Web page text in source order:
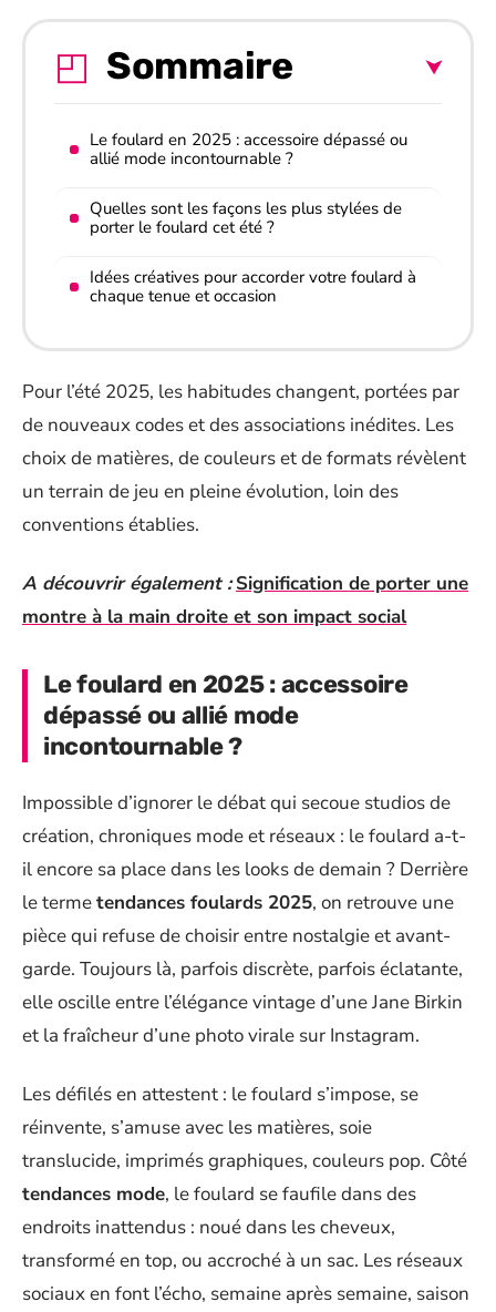
Sommaire
Le foulard en 2025 : accessoire dépassé ou
allié mode incontournable ?
Quelles sont les façons les plus stylées de
porter le foulard cet été ?
Idées créatives pour accorder votre foulard à
chaque tenue et occasion
Pour l’été 2025, les habitudes changent, portées par
de nouveaux codes et des associations inédites. Les
choix de matières, de couleurs et de formats révèlent
un terrain de jeu en pleine évolution, loin des
conventions établies.
A découvrir également : Signification de porter une
montre à la main droite et son impact social
Le foulard en 2025 : accessoire
dépassé ou allié mode
incontournable ?
Impossible d’ignorer le débat qui secoue studios de
création, chroniques mode et réseaux : le foulard a-t-
il encore sa place dans les looks de demain ? Derrière
le termetendances foulards 2025, on retrouve une
pièce qui refuse de choisir entre nostalgie et avant-
garde. Toujours là, parfois discrète, parfois éclatante,
elle oscille entre l’élégance vintage d’une Jane Birkin
et la fraîcheur d’une photo virale sur Instagram.
Les défilés en attestent : le foulard s’impose, se
réinvente, s’amuse avec les matières, soie
translucide, imprimés graphiques, couleurs pop. Côté
tendances mode, le foulard se faufile dans des
endroits inattendus : noué dans les cheveux,
transformé en top, ou accroché à un sac. Les réseaux
sociaux en font l’écho, semaine après semaine, saison